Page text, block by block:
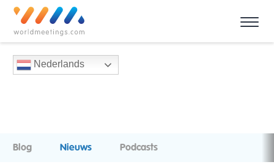
Nederlands
Blog Nieuws Podcasts